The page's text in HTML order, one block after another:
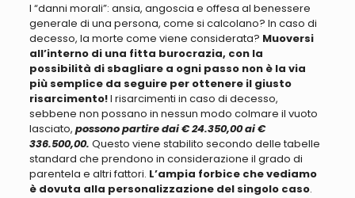
I “danni morali”: ansia, angoscia e offesa al benessere
generale di una persona, come si calcolano? In caso di
decesso, la morte come viene considerata? Muoversi
all’interno di una fitta burocrazia, con la
possibilità di sbagliare a ogni passo non è la via
più semplice da seguire per ottenere il giusto
risarcimento!I risarcimenti in caso di decesso,
sebbene non possano in nessun modo colmare il vuoto
lasciato, possono partire dai € 24.350,00 ai €
336.500,00. Questo viene stabilito secondo delle tabelle
standard che prendono in considerazione il grado di
parentela e altri fattori. L’ampia forbice che vediamo
è dovuta alla personalizzazione del singolo caso.